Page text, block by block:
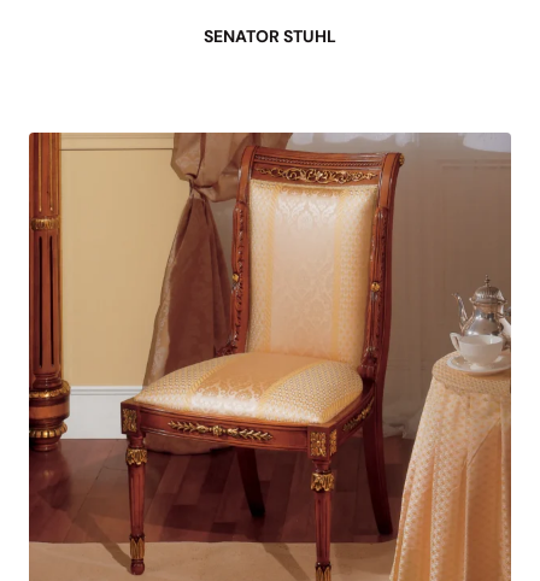
SENATOR STUHL